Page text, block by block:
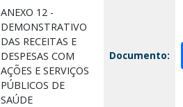
ANEXO 12 -
DEMONSTRATIVO
DAS RECEITAS E
DESPESAS COM
AÇÕES E SERVIÇOS
PÚBLICOS DE
SAÚDE
Documento: